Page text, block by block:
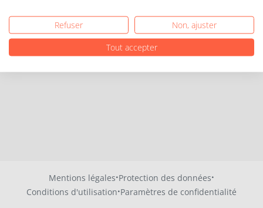
Mentions légales·Protection des données·
Conditions d'utilisation·Paramètres de confidentialité
Refuser
Non, ajuster
Tout accepter